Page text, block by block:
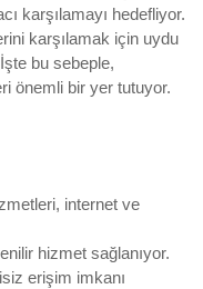
karşılamayı hedefliyor.
karşılamak için uydu
bu sebeple,
önemli bir yer tutuyor.
internet ve
hizmet sağlanıyor.
erişim imkanı